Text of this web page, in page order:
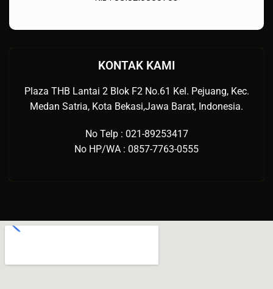
KONTAK KAMI
Plaza THB Lantai 2 Blok F2 No.61 Kel. Pejuang, Kec.
Medan Satria, Kota Bekasi,Jawa Barat, Indonesia.
No Telp : 021-89253417
No HP/WA : 0857-7763-0555